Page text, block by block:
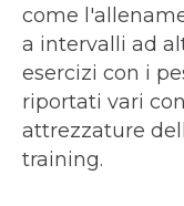
come
a intervalli ad
esercizi con i
riportati vari
attrezzature
training.